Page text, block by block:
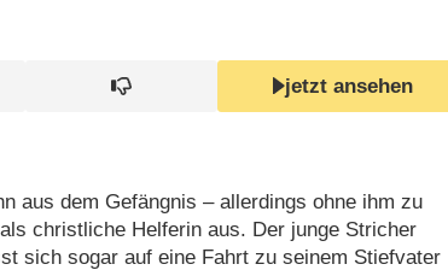
jetzt ansehen
aus dem Gefängnis – allerdings ohne ihm zu
christliche Helferin aus. Der junge Stricher
sich sogar auf eine Fahrt zu seinem Stiefvater